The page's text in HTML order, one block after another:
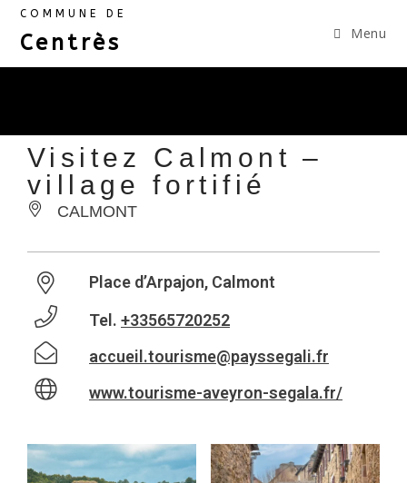
COMMUNE DE
Centrès Menu
Visitez Calmont –
village fortifié
CALMONT
Place d’Arpajon, Calmont
Tel. +33565720252
accueil.tourisme@payssegali.fr
www.tourisme-aveyron-segala.fr/